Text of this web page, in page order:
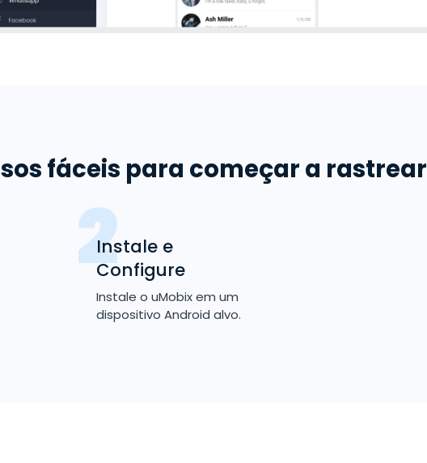
Android
fáceis para começar a rastrear
Instale e
Configure
Instale o uMobix em um
dispositivo Android alvo.